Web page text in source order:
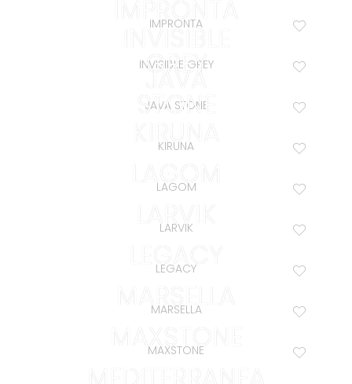
IMPRONTA
IMPRONTA
INVISIBLE
GREY
INVISIBLE GREY
JAVA
STONE
JAVA STONE
KIRUNA
KIRUNA
LAGOM
LAGOM
LARVIK
LARVIK
LEGACY
LEGACY
MARSELLA
MARSELLA
MAXSTONE
MAXSTONE